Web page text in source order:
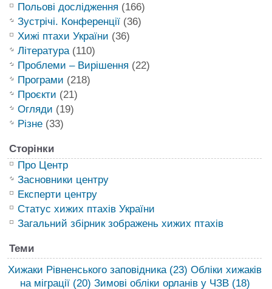
Польові дослідження (166)
Зустрічі. Конференції(36)
Хижі птахи України (36)
Література(110)
Проблеми – Вирішення (22)
Програми (218)
Проєкти (21)
Огляди (19)
Різне(33)
Сторінки
Про Центр
Засновники центру
Експерти центру
Статус хижих птахів України
Загальний збірник зображень хижих птахів
Теми
Хижаки Рівненського заповідника(23) Обліки хижаків
на міграції(20) Зимові обліки орланів у ЧЗВ(18)